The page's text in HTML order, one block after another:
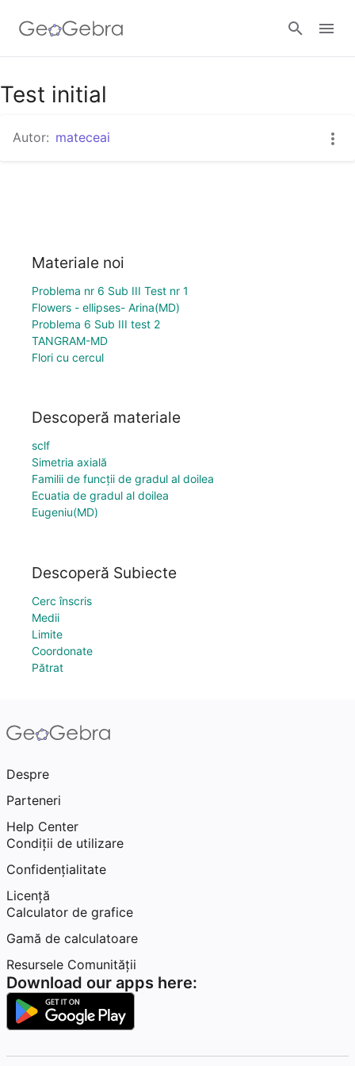
Test initial
Autor: mateceai
Materiale noi
Problema nr 6 Sub III Test nr 1
Flowers - ellipses- Arina(MD)
Problema 6 Sub III test 2
TANGRAM-MD
Flori cu cercul
Descoperă materiale
sclf
Simetria axială
Familii de funcții de gradul al doilea
Ecuatia de gradul al doilea
Eugeniu(MD)
Descoperă Subiecte
Cerc înscris
Medii
Limite
Coordonate
Pătrat
Despre
Parteneri
Help Center
Condiţii de utilizare
Confidențialitate
Licență
Calculator de grafice
Gamă de calculatoare
Resursele Comunității
Download our apps here: